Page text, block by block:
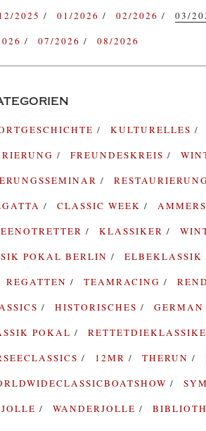
2025 01/2026 02/2026 03/
07/2026 08/2026
KULTURELLES
FREUNDESKREIS
CLASSIC WEEK
KLASSIKER
POKAL BERLIN ELBEKLASSIK
REGATTEN TEAMRACING
HISTORISCHES
POKAL
12MR THERUN
WANDERJOLLE